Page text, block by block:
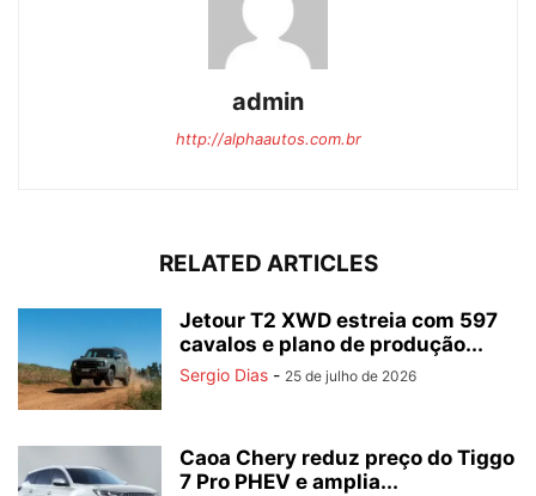
admin
http://alphaautos.com.br
RELATED ARTICLES
Jetour T2 XWD estreia com 597
cavalos e plano de produção...
Sergio Dias - 25 de julho de 2026
Caoa Chery reduz preço do Tiggo
7 Pro PHEV e amplia...